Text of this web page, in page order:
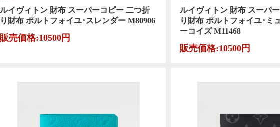
ルイヴィトン 財布 スーパーコピー 二つ折
り財布 ポルトフォイユ･スレンダー M80906
販売価格:10500円
ルイヴィトン 財布 スーパ
り財布 ポルトフォイユ･ミ
ーコイズ M11468
販売価格:10500円